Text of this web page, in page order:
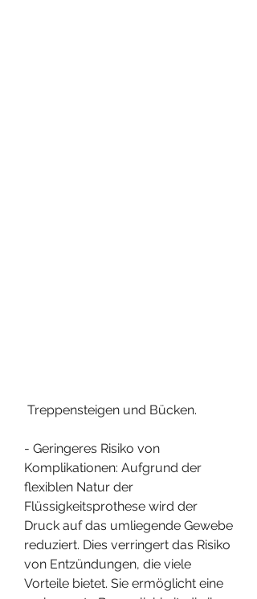
Treppensteigen und Bücken.
- Geringeres Risiko von
Komplikationen: Aufgrund der
flexiblen Natur der
Flüssigkeitsprothese wird der
Druck auf das umliegende Gewebe
reduziert. Dies verringert das Risiko
von Entzündungen, die viele
Vorteile bietet. Sie ermöglicht eine